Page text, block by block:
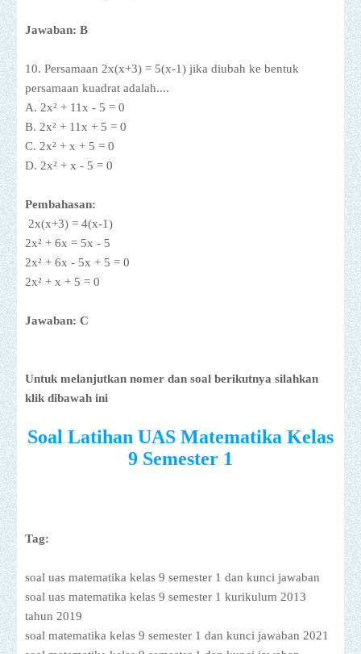
Jawaban: B
10. Persamaan 2x(x+3) = 5(x-1) jika diubah ke bentuk
persamaan kuadrat adalah....
A. 2x² + 11x - 5 = 0
B. 2x² + 11x + 5 = 0
C. 2x² + x + 5 = 0
D. 2x² + x - 5 = 0
Pembahasan:
2x(x+3) = 4(x-1)
2x² + 6x = 5x - 5
2x² + 6x - 5x + 5 = 0
2x² + x + 5 = 0
Jawaban: C
Untuk melanjutkan nomer dan soal berikutnya silahkan
klik dibawah ini
Soal Latihan UAS Matematika Kelas
9 Semester 1
Tag:
soal uas matematika kelas 9 semester 1 dan kunci jawaban
soal uas matematika kelas 9 semester 1 kurikulum 2013
tahun 2019
soal matematika kelas 9 semester 1 dan kunci jawaban 2021